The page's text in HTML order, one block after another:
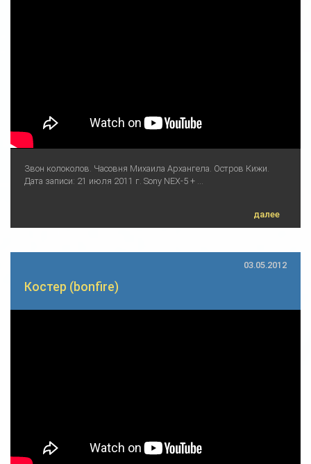
Звон колоколов. Часовня Михаила Архангела. Остров Кижи.
Дата записи: 21 июля 2011 г. Sony NEX-5 + ...
далее
03.05.2012
Костер (bonfire)